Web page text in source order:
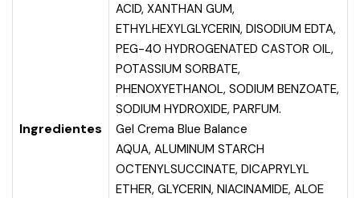
Ingredientes
ACID, XANTHAN GUM,
ETHYLHEXYLGLYCERIN, DISODIUM EDTA,
PEG-40 HYDROGENATED CASTOR OIL,
POTASSIUM SORBATE,
PHENOXYETHANOL, SODIUM BENZOATE,
SODIUM HYDROXIDE, PARFUM.
Gel Crema Blue Balance
AQUA, ALUMINUM STARCH
OCTENYLSUCCINATE, DICAPRYLYL
ETHER, GLYCERIN, NIACINAMIDE, ALOE